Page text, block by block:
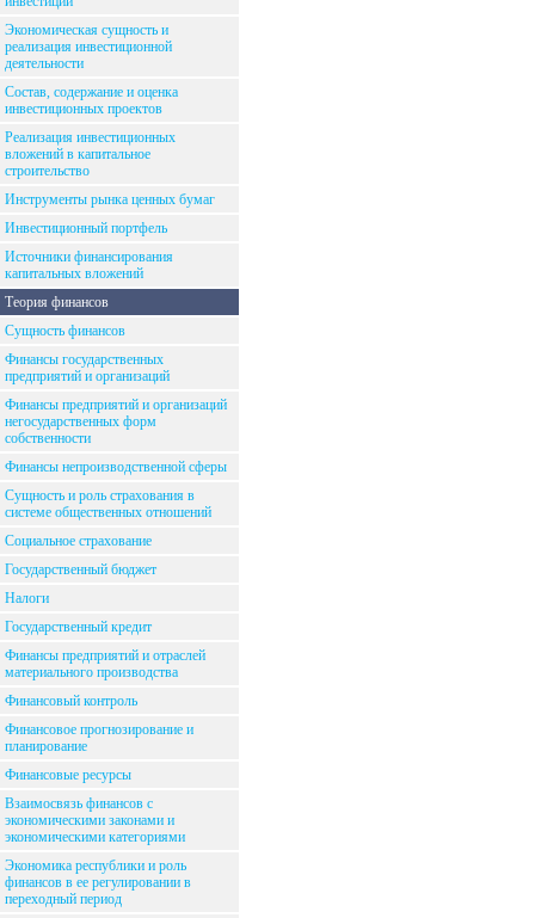
Экономическая сущность и
реализация инвестиционной
деятельности
Состав, содержание и оценка
инвестиционных проектов
Реализация инвестиционных
вложений в капитальное
строительство
Инструменты рынка ценных бумаг
Инвестиционный портфель
Источники финансирования
капитальных вложений
Теория финансов
Сущность финансов
Финансы государственных
предприятий и организаций
Финансы предприятий и организаций
негосударственных форм
собственности
Финансы непроизводственной сферы
Сущность и роль страхования в
системе общественных отношений
Социальное страхование
Государственный бюджет
Налоги
Государственный кредит
Финансы предприятий и отраслей
материального производства
Финансовый контроль
Финансовое прогнозирование и
планирование
Финансовые ресурсы
Взаимосвязь финансов с
экономическими законами и
экономическими категориями
Экономика республики и роль
финансов в ее регулировании в
переходный период